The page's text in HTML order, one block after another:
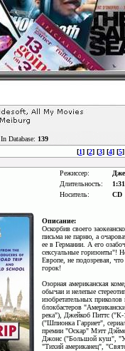
Database: 139
[1] [2] [3] [4] [5]
Режиссер:
Длительность:
Носитель:
CD
Описание:
Оскорбив своего
письма не парню, а
ее в Германии. А его
сексуальные горизонты"!
Европе, не подозревая,
горок!
Озорная американская
обычаи и нелепые
изобретательных
блокбастеров
река"), Джейкоб Питтс
("Шпионка Гарриет",
премии "Оскар" Мэтт
Джонс ("Большой куш",
"Тихий американец",